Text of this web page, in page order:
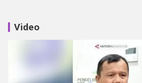
Video